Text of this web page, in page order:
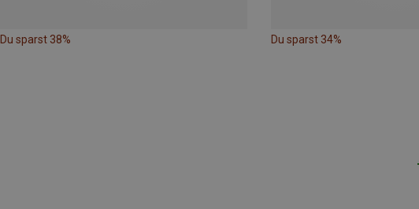
Du sparst 38% Du sparst 34%